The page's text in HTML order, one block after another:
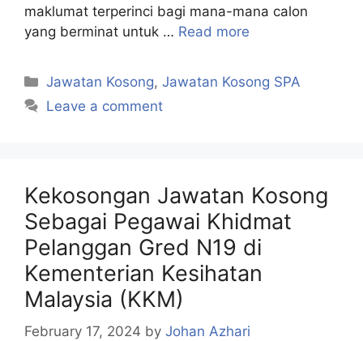
maklumat terperinci bagi mana-mana calon
yang berminat untuk … Read more
Categories
Jawatan Kosong,Jawatan Kosong SPA
Leave a comment
Kekosongan Jawatan Kosong
Sebagai Pegawai Khidmat
Pelanggan Gred N19 di
Kementerian Kesihatan
Malaysia (KKM)
February 17, 2024 by Johan Azhari